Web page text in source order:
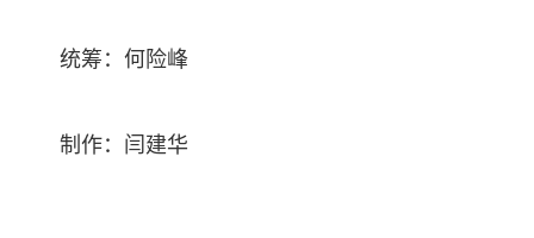
统筹：何险峰
制作：闫建华